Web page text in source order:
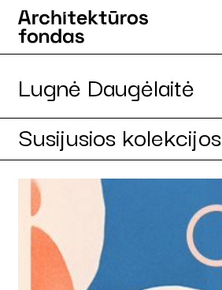
Lugnė Daugėlaitė
Susijusios kolekcijos